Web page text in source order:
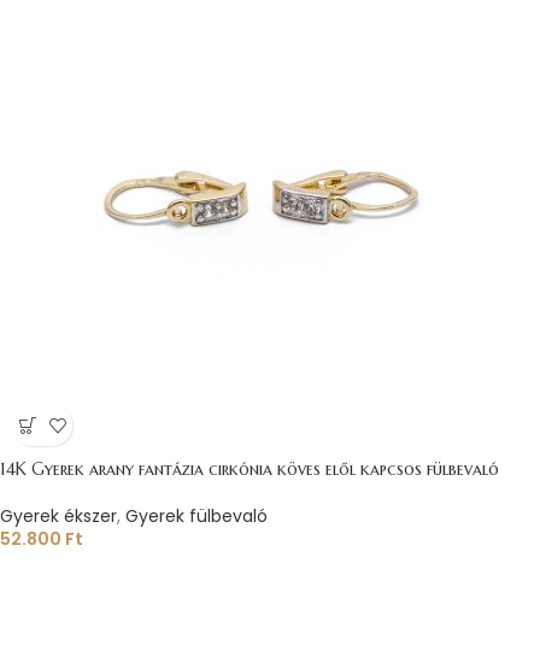
14K Gyerek arany fantázia cirkónia köves elől kapcsos fülbevaló
Gyerek ékszer, Gyerek fülbevaló
52.800 Ft